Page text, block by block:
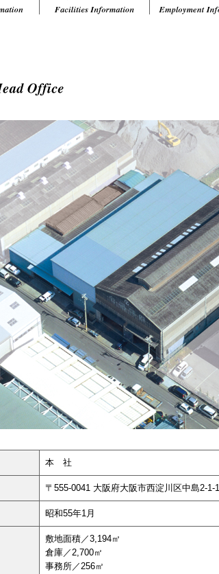
本 社
〒555-0041 大阪府大阪市西淀川区中島2-1-
昭和55年1月
敷地面積／3,194㎡
倉庫／2,700㎡
事務所／256㎡